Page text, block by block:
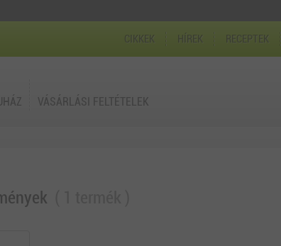
CIKKEK HÍREK RECEPTEK
VÁSÁRLÁSI FELTÉTELEK